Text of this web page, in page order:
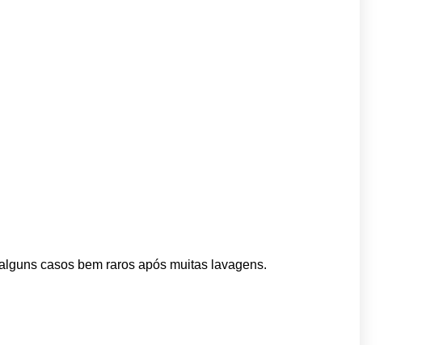
casos bem raros após muitas lavagens.